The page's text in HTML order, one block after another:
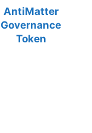
AntiMatter
Governance
Token